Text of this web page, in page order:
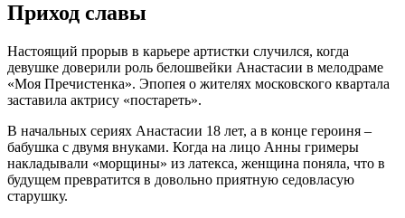
Приход славы
Настоящий прорыв в карьере артистки случился, когда
девушке доверили роль белошвейки Анастасии в мелодраме
«Моя Пречистенка». Эпопея о жителях московского квартала
заставила актрису «постареть».
В начальных сериях Анастасии 18 лет, а в конце героиня –
бабушка с двумя внуками. Когда на лицо Анны гримеры
накладывали «морщины» из латекса, женщина поняла, что в
будущем превратится в довольно приятную седовласую
старушку.